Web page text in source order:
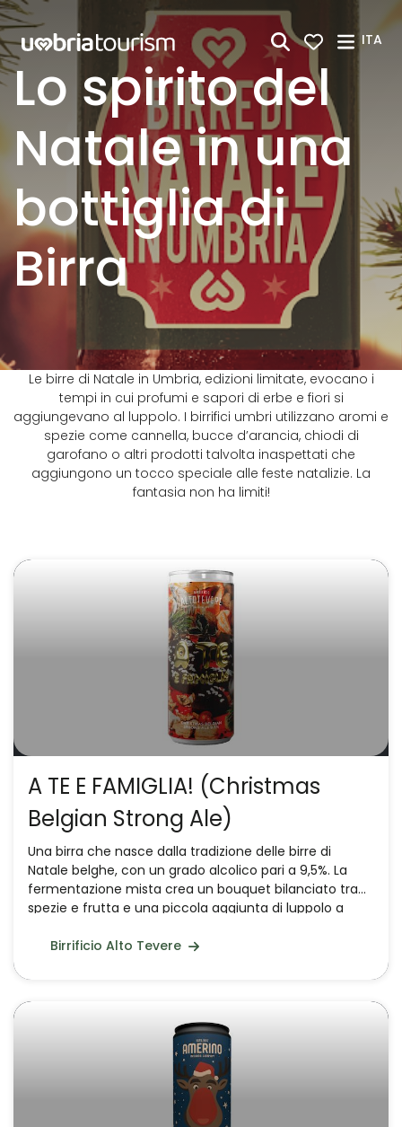
Skip to Main Content
ITA
Lo spirito del
Natale in una
bottiglia di
Birra
Le birre di Natale in Umbria, edizioni limitate, evocano i
tempi in cui profumi e sapori di erbe e fiori si
aggiungevano al luppolo. I birrifici umbri utilizzano aromi e
spezie come cannella, bucce d’arancia, chiodi di
garofano o altri prodotti talvolta inaspettati che
aggiungono un tocco speciale alle feste natalizie. La
fantasia non ha limiti!
A TE E FAMIGLIA! (Christmas
Belgian Strong Ale)
Una birra che nasce dalla tradizione delle birre di
Natale belghe, con un grado alcolico pari a 9,5%. La
fermentazione mista crea un bouquet bilanciato tra
spezie e frutta e una piccola aggiunta di luppolo a
Birrificio Alto Tevere